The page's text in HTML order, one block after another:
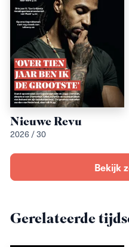
Nieuwe Revu
2026 / 30
Bekijk
Gerelateerde